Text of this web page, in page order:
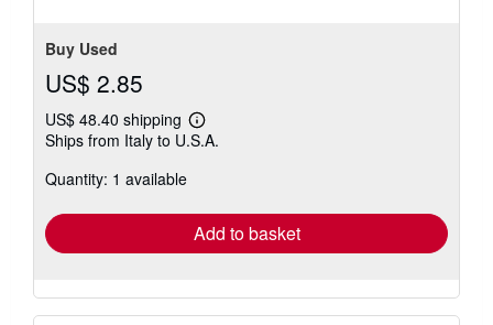
Buy Used
US$ 2.85
US$ 48.40 shipping
Learn
more
Ships from Italy to U.S.A.
Quantity: 1 available
Add to basket